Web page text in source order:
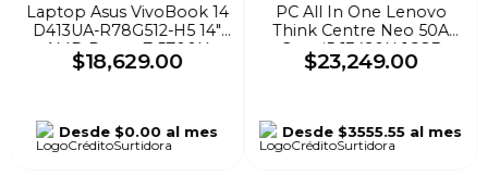
Laptop Asus VivoBook 14
D413UA-R78G512-H5 14"
AMD Ryzen 7 5700U
512GB SSD 8GB W11H
$18,629.00
Desde $0.00 al mes
PC All In One Lenovo
Think Centre Neo 50A
Core i5-13420H 16GB
DDR4 512GB SSD Gris
$23,249.00
Desde $3555.55 al mes